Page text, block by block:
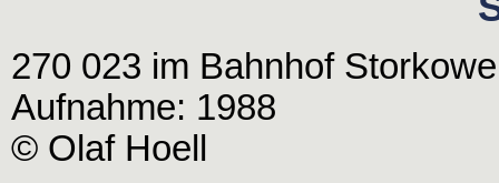
270 023 im Bahnhof
Aufnahme: 1988
© Olaf Hoell